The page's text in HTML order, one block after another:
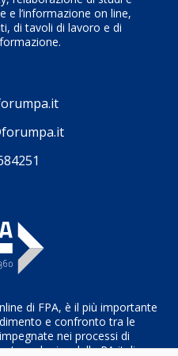
resa conto di come molte
con una sola
ha fortemente
fisicamente le persone
questo motivo
ho ritenuto
strutturato che
ritrovata “famiglia
tuttora in lavoro
è più la ‘presenza’in rete,
e l’informazione on line,
di tavoli di lavoro e di
di FPA, è il più importante
e confronto tra le
nei processi di
tecnologica della PA italiana